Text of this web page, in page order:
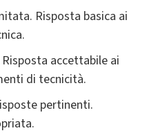
Risposta basica ai
accettabile ai
di tecnicità.
pertinenti.